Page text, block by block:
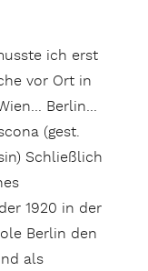
ich erst
vor Ort in
Berlin…
(gest.
Schließlich
1920 in der
Berlin den
als